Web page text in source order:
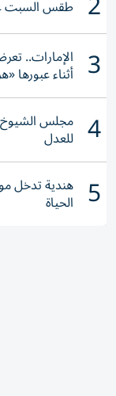
طقس السبت
3 الإمارات..
أثناء عبورها
4 مجلس الشيوخ
للعدل
5 هندية تدخل
الحياة